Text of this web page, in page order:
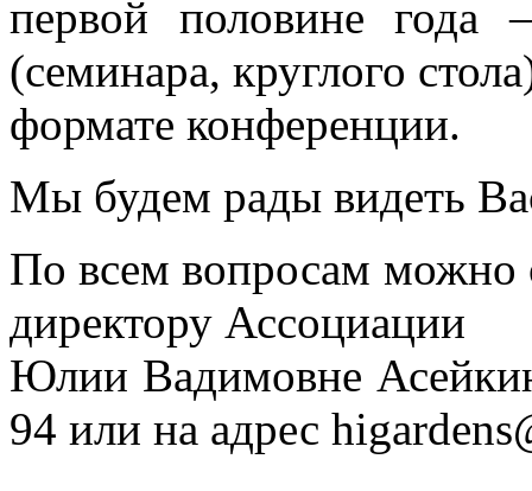
первой половине года
(семинара, круглого
формате конференции.
Мы будем рады видеть
По всем вопросам можно
директору Ассоциации
Юлии Вадимовне
94 или на адрес